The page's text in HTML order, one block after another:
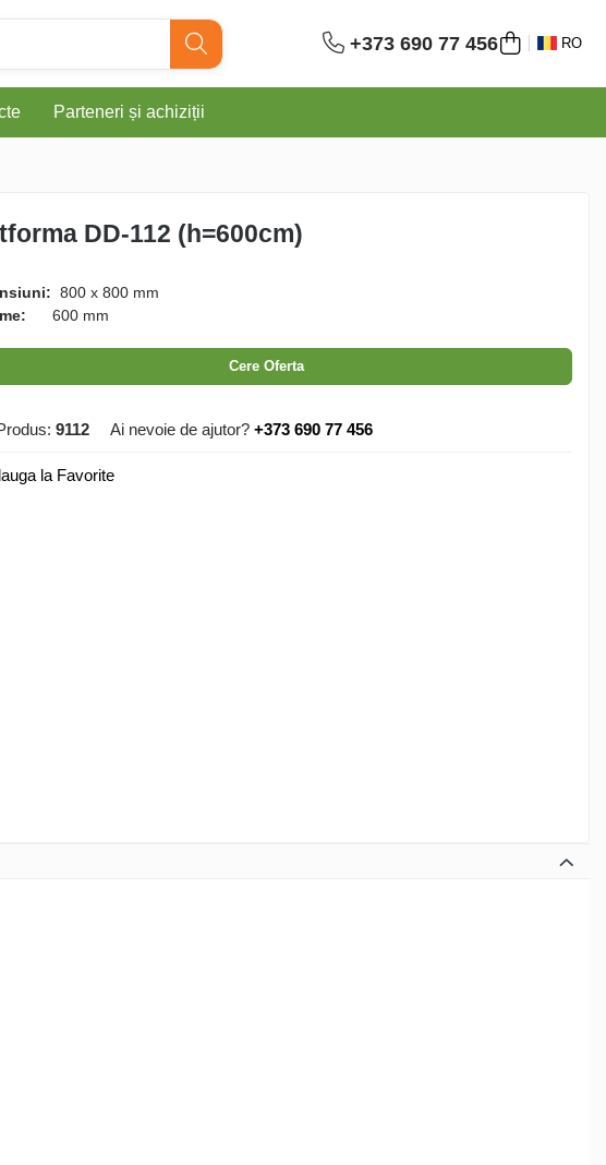
+373 690 77 456 RO
Parteneri și achiziții
DD-112 (h=600cm)
800 х 800 mm
600 mm
Cere Oferta
9112 Ai nevoie de ajutor? +373 690 77 456
la Favorite